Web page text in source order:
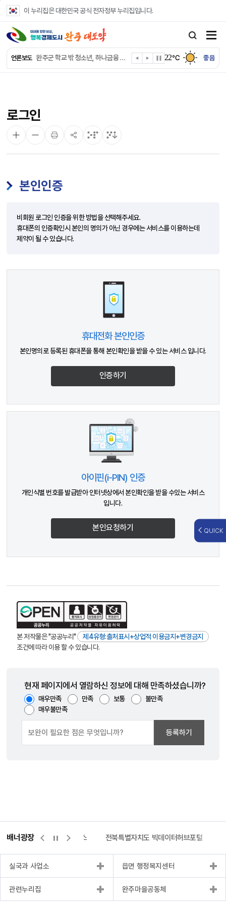
이 누리집은 대한민국 공식 전자정부 누리집입니다.
언론보도
완주 이서면, 홀몸 남성 위한 ‘이서천사 요리교실’
완주군 학교 밖 청소년, 하나금융 장학생 최종 선발
완주군 청소년 여름방학 맞아 “내 손으로 뚝딱”
22℃ 좋음
로그인
본인인증
비회원 로그인 인증을 위한 방법을 선택해주세요.
휴대폰의 인증확인시 본인의 명의가 아닌 경우에는 서비스를 이용하는데
제약이 될 수 있습니다.
휴대전화 본인인증
본인명의로 등록된 휴대폰을 통해 본인확인을 받을 수 있는 서비스 입니다.
인증하기
아이핀(i-PIN) 인증
개인식별 번호를 발급받아 인터넷상에서 본인확인을 받을 수있는 서비스
입니다.
본인요청하기
본 저작물은 "공공누리"
제4유형:출처표시+상업적 이용금지+변경금지
조건에 따라 이용 할 수 있습니다.
현재 페이지에서 열람하신 정보에 대해 만족하셨습니까?
매우만족 만족 보통
불만족
매우불만족
등록하기
QUICK
배너광장
량바로처리센터 위택스 전북특별자치도 빅데이터허브포털
실국과 사업소 읍면 행정복지센터
관련누리집 완주마을공동체